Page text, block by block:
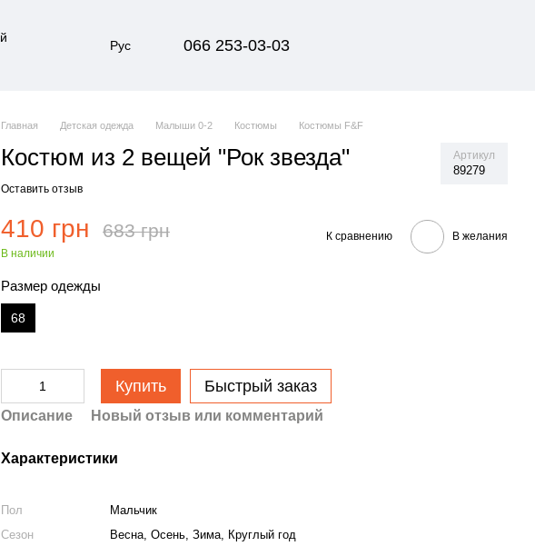
Рус 066 253-03-03
Главная Детская одежда Малыши 0-2 Костюмы Костюмы F&F
Костюм из 2 вещей "Рок звезда" Артикул
89279
Оставить отзыв
410 грн 683 грн
В наличии
К сравнению В желания
Размер одежды
68
Купить Быстрый заказ
Описание Новый отзыв или комментарий
Характеристики
Пол
Мальчик
Сезон
Весна, Осень, Зима, Круглый год